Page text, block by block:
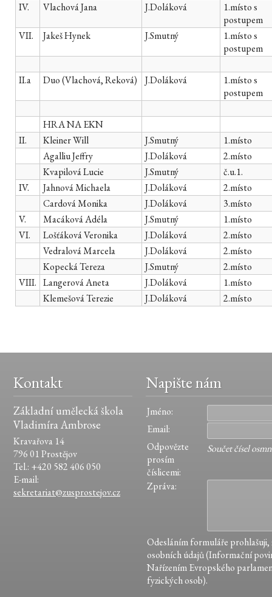
IV.
Vlachová Jana J.Doláková
1.místo s
postupem
VII.
Jakeš Hynek J.Smutný
1.místo s
postupem
II.a Duo (Vlachová, Reková) J.Doláková
1.místo s
postupem
HRA NA EKN
II.
Kleiner Will J.Smutný
1.místo
Agalliu Jeffry
J.Doláková
2.místo
Kvapilová Lucie
J.Smutný
č.u.1.
IV.
Jahnová Michaela J.Doláková
2.místo
Cardová Monika
J.Doláková
3.místo
V.
Macáková Adéla J.Smutný
1.místo
VI.
Lošťáková Veronika J.Doláková
2.místo
Vedralová Marcela
J.Doláková
2.místo
Kopecká Tereza
J.Smutný
2.místo
VIII. Langerová Aneta J.Doláková
1.místo
Klemešová Terezie
J.Doláková 2.místo
Kontakt Napište nám
Základní umělecká škola
Vladimíra Ambrose
Kravařova 14
796 01 Prostějov
Tel.: +420 582 406 050
E-mail:
sekretariat@zusprostejov.cz
Jméno:
Email:
Odpovězte
prosím
číslicemi:
Součet čísel
Zpráva:
Odesláním formuláře prohlašuji,
osobních údajů (Informační
Nařízením Evropského
fyzických osob).